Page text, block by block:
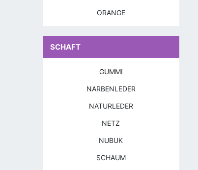
ORANGE
SCHAFT
GUMMI
NARBENLEDER
NATURLEDER
NETZ
NUBUK
SCHAUM